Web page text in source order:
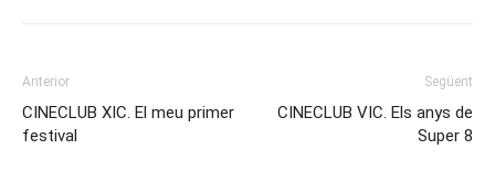
Anterior
CINECLUB XIC. El meu primer
festival
Següent
CINECLUB VIC. Els anys de
Super 8